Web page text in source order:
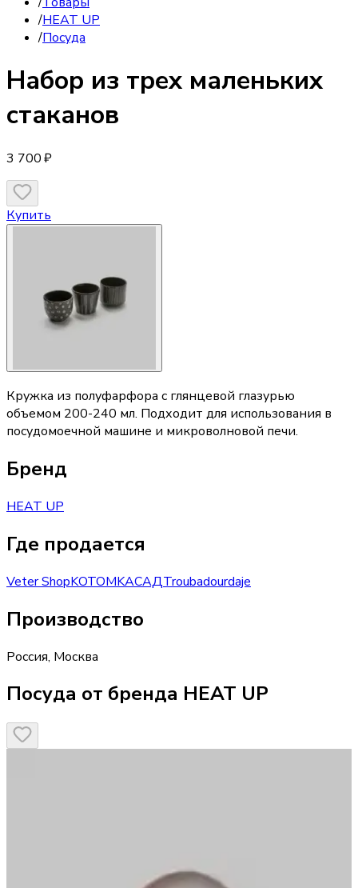
/HEAT UP
/Посуда
Набор из трех маленьких
стаканов
3 700 ₽
Купить
Кружка из полуфарфора с глянцевой глазурью
объемом 200-240 мл. Подходит для использования в
посудомоечной машине и микроволновой печи.
Бренд
HEAT UP
Где продается
Veter ShopKOTOMKAСАДTroubadourdaje
Производство
Россия, Москва
Посуда от бренда HEAT UP